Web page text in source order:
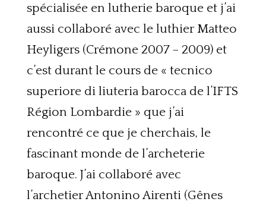
spécialisée en lutherie baroque et j’ai
aussi collaboré avec le luthier Matteo
Heyligers (Crémone 2007 – 2009) et
c’est durant le cours de « tecnico
superiore di liuteria barocca de l’IFTS
Région Lombardie » que j’ai
rencontré ce que je cherchais, le
fascinant monde de l’archeterie
baroque. J’ai collaboré avec
l’archetier Antonino Airenti (Gênes